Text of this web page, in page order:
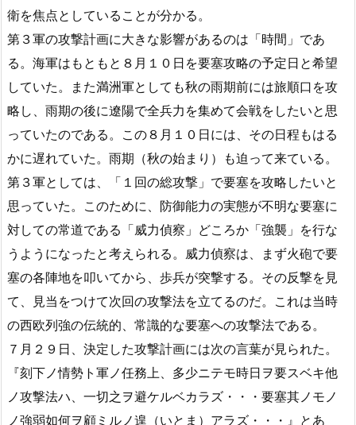
衛を焦点としていることが分かる。
第３軍の攻撃計画に大きな影響があるのは「時間」であ
る。海軍はもともと８月１０日を要塞攻略の予定日と希望
していた。また満洲軍としても秋の雨期前には旅順口を攻
略し、雨期の後に遼陽で全兵力を集めて会戦をしたいと思
っていたのである。この８月１０日には、その日程もはる
かに遅れていた。雨期（秋の始まり）も迫って来ている。
第３軍としては、「１回の総攻撃」で要塞を攻略したいと
思っていた。このために、防御能力の実態が不明な要塞に
対しての常道である「威力偵察」どころか「強襲」を行な
うようになったと考えられる。威力偵察は、まず火砲で要
塞の各陣地を叩いてから、歩兵が突撃する。その反撃を見
て、見当をつけて次回の攻撃法を立てるのだ。これは当時
の西欧列強の伝統的、常識的な要塞への攻撃法である。
７月２９日、決定した攻撃計画には次の言葉が見られた。
『刻下ノ情勢ト軍ノ任務上、多少ニテモ時日ヲ要スベキ他
ノ攻撃法ハ、一切之ヲ避ケルベカラズ・・・要塞其ノモノ
ノ強弱如何ヲ顧ミルノ遑（いとま）アラズ・・・』とあ